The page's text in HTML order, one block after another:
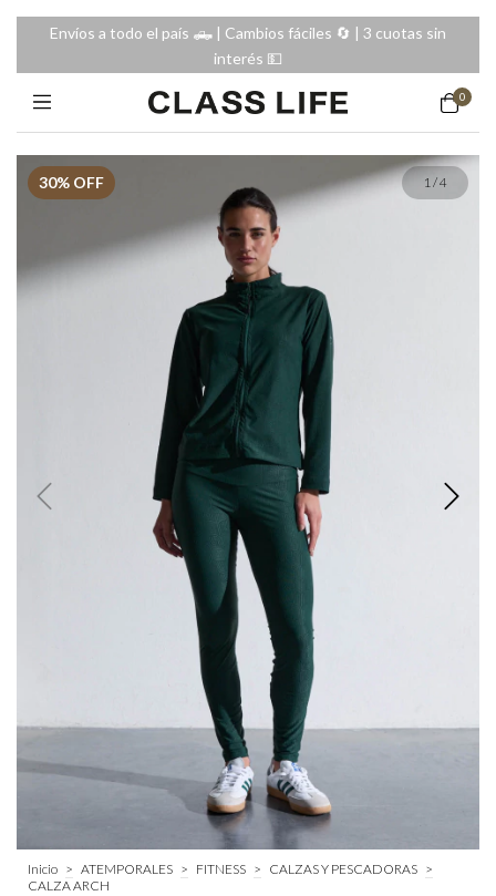
Envíos a todo el país 🛻 | Cambios fáciles 🔄️ | 3 cuotas sin
interés 💵
0
30% OFF 1/4
Inicio > ATEMPORALES > FITNESS > CALZAS Y PESCADORAS >
CALZA ARCH